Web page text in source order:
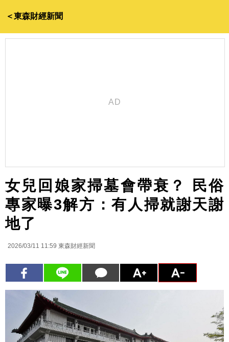
＜東森財經新聞
女兒回娘家掃墓會帶衰？ 民俗
專家曝3解方：有人掃就謝天謝
地了
2026/03/11 11:59 東森財經新聞